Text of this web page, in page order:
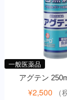
一般医薬品
アグテン
¥2,500 （